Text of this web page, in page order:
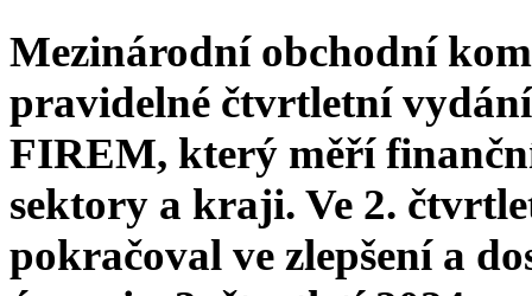
Mezinárodní obchodní
pravidelné čtvrtletní
FIREM, který měří
sektory a kraji. Ve 2.
pokračoval ve zlepšení a